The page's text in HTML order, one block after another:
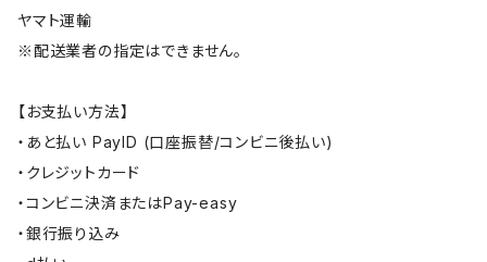
ヤマト運輸
※配送業者の指定はできません。
【お支払い方法】
・あと払い PayID (口座振替/コンビニ後払い)
・クレジットカード
・コンビニ決済またはPay-easy
・銀行振り込み